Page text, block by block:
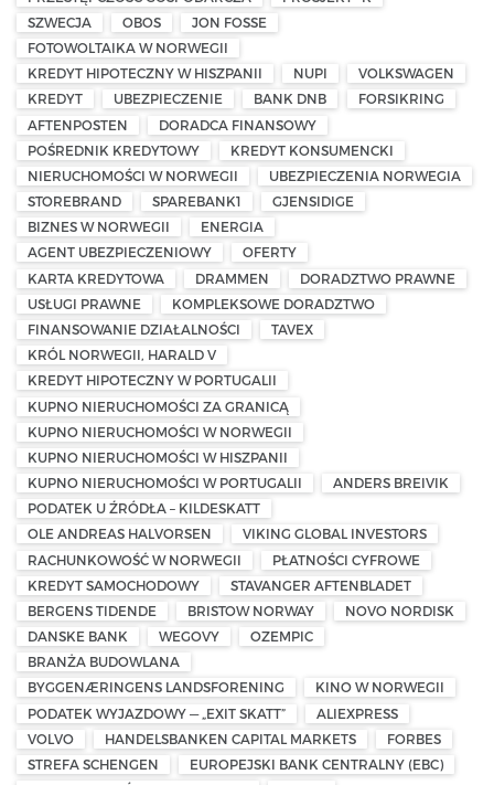
SZWECJA
OBOS
JON FOSSE
FOTOWOLTAIKA W NORWEGII
KREDYT HIPOTECZNY W HISZPANII
NUPI
VOLKSWAGEN
KREDYT
UBEZPIECZENIE BANK DNB
FORSIKRING
AFTENPOSTEN
DORADCA FINANSOWY
POŚREDNIK KREDYTOWY
KREDYT KONSUMENCKI
NIERUCHOMOŚCI W NORWEGII
UBEZPIECZENIA NORWEGIA
STOREBRAND
SPAREBANK1
GJENSIDIGE
BIZNES W NORWEGII
ENERGIA
AGENT UBEZPIECZENIOWY
OFERTY
KARTA KREDYTOWA
DRAMMEN
DORADZTWO PRAWNE
USŁUGI PRAWNE
KOMPLEKSOWE DORADZTWO
FINANSOWANIE DZIAŁALNOŚCI
TAVEX
KRÓL NORWEGII, HARALD V
KREDYT HIPOTECZNY W PORTUGALII
KUPNO NIERUCHOMOŚCI ZA GRANICĄ
KUPNO NIERUCHOMOŚCI W NORWEGII
KUPNO NIERUCHOMOŚCI W HISZPANII
KUPNO NIERUCHOMOŚCI W PORTUGALII
ANDERS BREIVIK
PODATEK U ŹRÓDŁA – KILDESKATT
OLE ANDREAS HALVORSEN
VIKING GLOBAL INVESTORS
RACHUNKOWOŚĆ W NORWEGII
PŁATNOŚCI CYFROWE
KREDYT SAMOCHODOWY
STAVANGER AFTENBLADET
BERGENS TIDENDE
BRISTOW NORWAY
NOVO NORDISK
DANSKE BANK
WEGOVY
OZEMPIC
BRANŻA BUDOWLANA
BYGGENÆRINGENS LANDSFORENING
KINO W NORWEGII
PODATEK WYJAZDOWY — „EXIT SKATT”
ALIEXPRESS
VOLVO
HANDELSBANKEN CAPITAL MARKETS
FORBES
STREFA SCHENGEN
EUROPEJSKI BANK CENTRALNY (EBC)